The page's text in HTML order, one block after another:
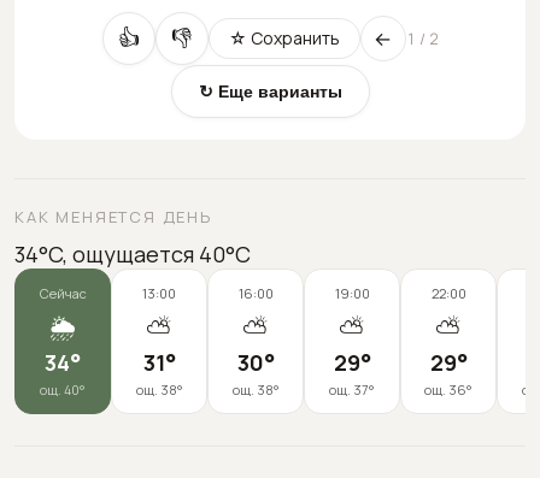
👍 👎 ☆ Сохранить ← 1 / 2
↻ Еще варианты
КАК МЕНЯЕТСЯ ДЕНЬ
34°C, ощущается 40°C
Сейчас
🌦️
34°
ощ. 40°
13:00
⛅
31°
ощ. 38°
16:00
⛅
30°
ощ. 38°
19:00
⛅
29°
ощ. 37°
22:00
⛅
29°
ощ. 36°